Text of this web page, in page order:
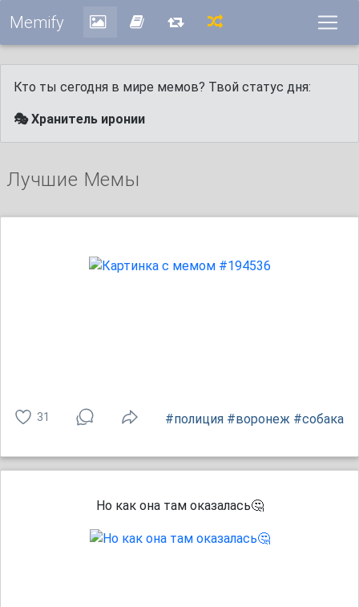
Memify
Кто ты сегодня в мире мемов? Твой статус дня:
🎭 Хранитель иронии
Лучшие Мемы
31 #полиция #воронеж #собака
Но как она там оказалась🤔